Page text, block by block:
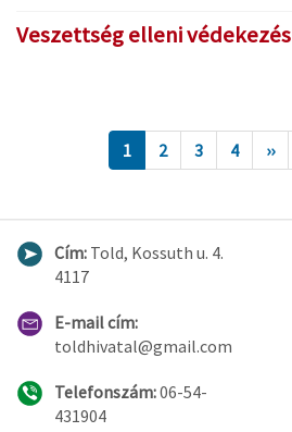
Veszettség elleni védekezés
1 2 3 4 ››
Cím: Told, Kossuth u. 4.
4117
E-mail cím:
toldhivatal@gmail.com
Telefonszám:06-54-
431904